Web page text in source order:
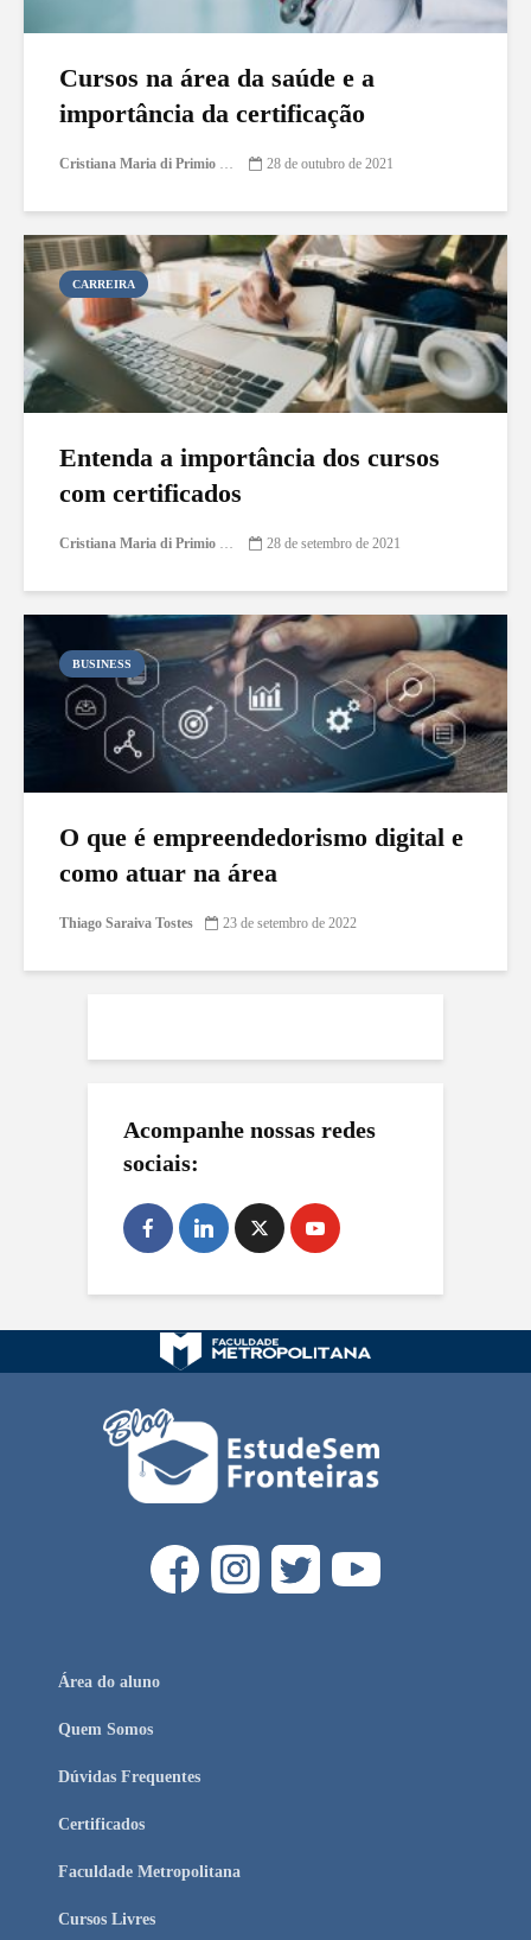
Cursos na área da saúde e a
importância da certificação
Cristiana Maria di Primio Gonçalves 28 de outubro de 2021
CARREIRA
Entenda a importância dos cursos
com certificados
Cristiana Maria di Primio Gonçalves 28 de setembro de 2021
BUSINESS
O que é empreendedorismo digital e
como atuar na área
Thiago Saraiva Tostes 23 de setembro de 2022
Acompanhe nossas redes
sociais:
Área do aluno
Quem Somos
Dúvidas Frequentes
Certificados
Faculdade Metropolitana
Cursos Livres